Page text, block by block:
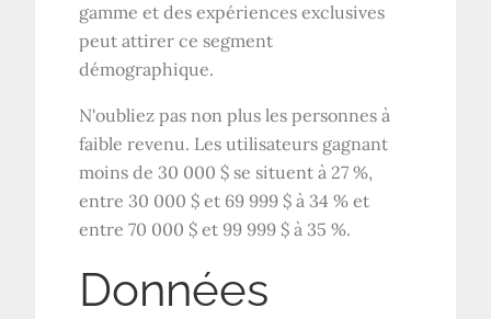
gamme et des expériences exclusives
peut attirer ce segment
démographique.
N'oubliez pas non plus les personnes à
faible revenu. Les utilisateurs gagnant
moins de 30 000 $ se situent à 27 %,
entre 30 000 $ et 69 999 $ à 34 % et
entre 70 000 $ et 99 999 $ à 35 %.
Données